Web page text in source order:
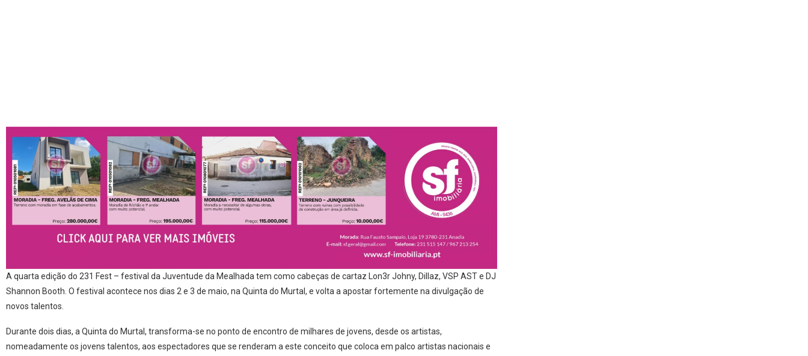
A quarta edição do 231 Fest – festival da Juventude da Mealhada tem como cabeças de cartaz Lon3r Johny, Dillaz, VSP AST e DJ
Shannon Booth. O festival acontece nos dias 2 e 3 de maio, na Quinta do Murtal, e volta a apostar fortemente na divulgação de
novos talentos.
Durante dois dias, a Quinta do Murtal, transforma-se no ponto de encontro de milhares de jovens, desde os artistas,
nomeadamente os jovens talentos, aos espectadores que se renderam a este conceito que coloca em palco artistas nacionais e